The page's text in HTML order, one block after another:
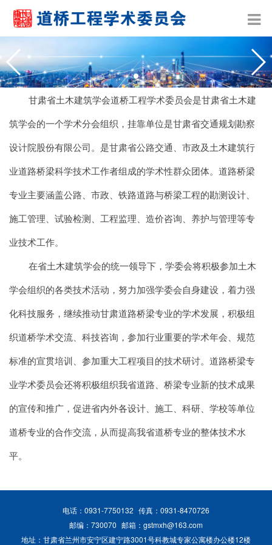
甘肃省土木建筑学会道桥工程学术委员会是甘肃省土木建
筑学会的一个学术分会组织，挂靠单位是甘肃省交通规划勘察
设计院股份有限公司。是甘肃省公路交通、市政及土木建筑行
业道路桥梁科学技术工作者组成的学术性群众团体。道路桥梁
专业主要涵盖公路、市政、铁路道路与桥梁工程的勘测设计、
施工管理、试验检测、工程监理 、造价咨询、养护与管理等专
业技术工作。
在省土木建筑学会的统一领导下，学委会将积极参加土木
学会组织的各类技术活动，努力加强学委会自身建设，着力强
化科技服务，继续推动甘肃道路桥梁专业的学术发展，积极组
织道桥学术交流、科技咨询，参加行业重要的学术年会、规范
标准的宣贯培训、参加重大工程项目的技术研讨。道路桥梁专
业学术委员会还将积极组织我省道路、桥梁专业新的技术成果
的宣传和推广，促进省内外各设计、施工、科研、学校等单位
道桥专业的合作交流，从而提高我省道桥专业的整体技术水
平。
电话：0931-7750132 传真：0931-8470726
邮编：730070 邮箱：gstmxh@163.com
地址：甘肃省兰州市安宁区建宁路3001号科教城专家公寓楼办公楼12楼